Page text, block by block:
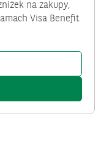
na zakupy,
Visa Benefit
VISA BENEFIT: /
VISA BENEFIT: /